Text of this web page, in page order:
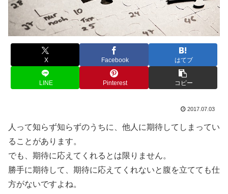
X Facebook はてブ
LINE Pinterest コピー
2017.07.03
人って知らず知らずのうちに、他人に期待してしまってい
ることがあります。
でも、期待に応えてくれるとは限りません。
勝手に期待して、期待に応えてくれないと腹を立てても仕
方がないですよね。